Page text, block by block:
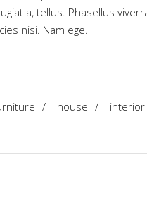
a, tellus. Phasellus
nisi. Nam ege.
/ house / interior